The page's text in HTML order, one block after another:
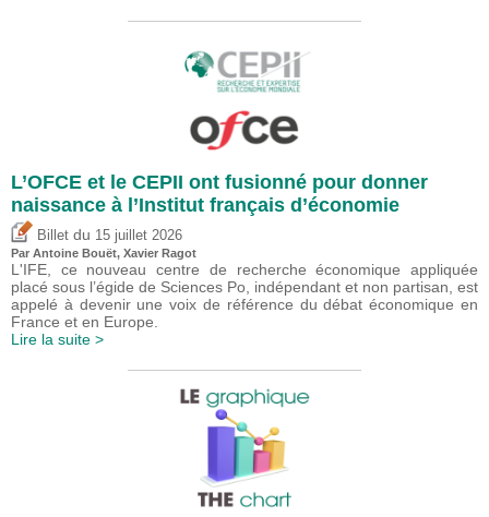
L’OFCE et le CEPII ont fusionné pour donner
naissance à l’Institut français d’économie
Billet du 15 juillet 2026
Par Antoine Bouët, Xavier Ragot
L'IFE, ce nouveau centre de recherche économique appliquée
placé sous l’égide de Sciences Po, indépendant et non partisan, est
appelé à devenir une voix de référence du débat économique en
France et en Europe.
Lire la suite >